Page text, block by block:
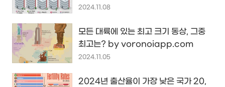
2024.11.08
모든 대륙에 있는 최고 크기 동상, 그중
최고는? by voronoiapp.com
2024.11.05
2024년 출산율이 가장 낮은 국가 20,